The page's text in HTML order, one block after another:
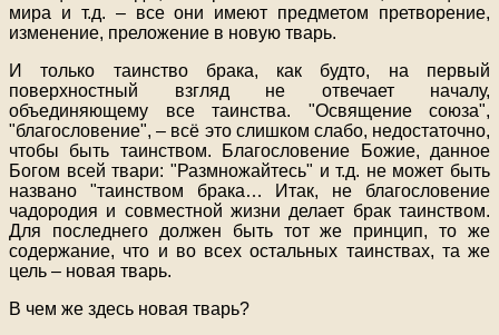
мира и т.д. – все они имеют предметом претворение,
изменение, преложение в новую тварь.
И только таинство брака, как будто, на первый
поверхностный взгляд не отвечает началу,
объединяющему все таинства. "Освящение союза",
"благословение", – всё это слишком слабо, недостаточно,
чтобы быть таинством. Благословение Божие, данное
Богом всей твари: "Размножайтесь" и т.д. не может быть
названо "таинством брака… Итак, не благословение
чадородия и совместной жизни делает брак таинством.
Для последнего должен быть тот же принцип, то же
содержание, что и во всех остальных таинствах, та же
цель – новая тварь.
В чем же здесь новая тварь?